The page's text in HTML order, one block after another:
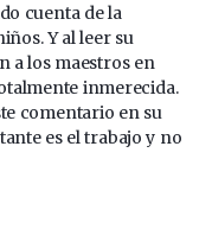
cuenta de la
Y al leer su
a los maestros en
inmerecida.
comentario en su
es el trabajo y no